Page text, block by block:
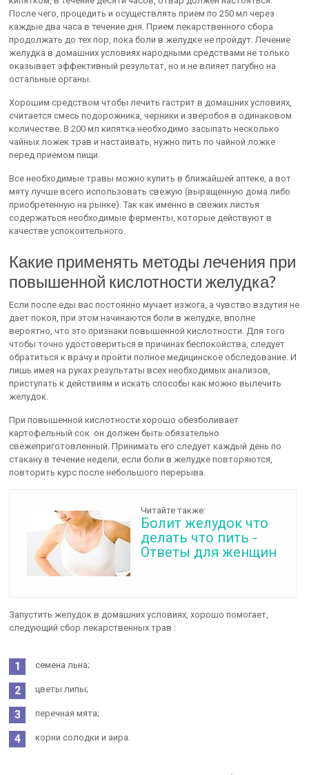
После чего, процедить и осуществлять прием по 250 мл через
каждые два часа в течение дня. Прием лекарственного сбора
продолжать до тех пор, пока боли в желудке не пройдут. Лечение
желудка в домашних условиях народными средствами не только
оказывает эффективный результат, но и не влияет пагубно на
остальные органы.
Хорошим средством чтобы лечить гастрит в домашних условиях,
считается смесь подорожника, черники и зверобоя в одинаковом
количестве. В 200 мл кипятка необходимо засыпать несколько
чайных ложек трав и настаивать, нужно пить по чайной ложке
перед приемом пищи.
Все необходимые травы можно купить в ближайшей аптеке, а вот
мяту лучше всего использовать свежую (выращенную дома либо
приобретенную на рынке). Так как именно в свежих листья
содержаться необходимые ферменты, которые действуют в
качестве успокоительного.
Какие применять методы лечения при
повышенной кислотности желудка?
Если после еды вас постоянно мучает изжога, а чувство вздутия не
дает покоя, при этом начинаются боли в желудке, вполне
вероятно, что это признаки повышенной кислотности. Для того
чтобы точно удостовериться в причинах беспокойства, следует
обратиться к врачу и пройти полное медицинское обследование. И
лишь имея на руках результаты всех необходимых анализов,
приступать к действиям и искать способы как можно вылечить
желудок.
При повышенной кислотности хорошо обезболивает
картофельный сок. он должен быть обязательно
свежеприготовленный. Принимать его следует каждый день по
стакану в течение недели, если боли в желудке повторяются,
повторить курс после небольшого перерыва.
Читайте также:
Болит желудок что
делать что пить -
Ответы для женщин
Запустить желудок в домашних условиях, хорошо помогает,
следующий сбор лекарственных трав :
семена льна;
цветы липы;
перечная мята;
корни солодки и аира.